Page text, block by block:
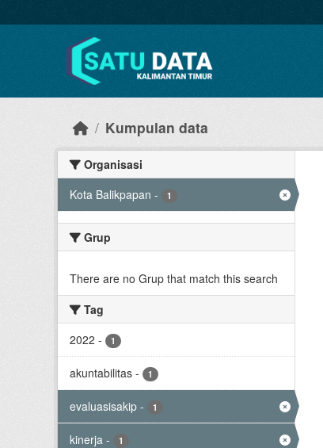
Kumpulan data
Organisasi
Kota Balikpapan - 1
Grup
There are no Grup that match this search
Tag
2022 - 1
akuntabilitas - 1
evaluasisakip - 1
kinerja - 1